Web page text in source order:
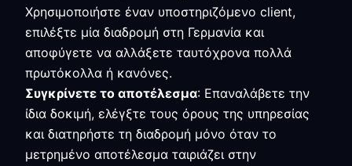
Χρησιμοποιήστε έναν υποστηριζόμενο client,
επιλέξτε μία διαδρομή στη Γερμανία και
αποφύγετε να αλλάξετε ταυτόχρονα πολλά
πρωτόκολλα ή κανόνες.
Συγκρίνετε το αποτέλεσμα: Επαναλάβετε την
ίδια δοκιμή, ελέγξτε τους όρους της υπηρεσίας
και διατηρήστε τη διαδρομή μόνο όταν το
μετρημένο αποτέλεσμα ταιριάζει στην